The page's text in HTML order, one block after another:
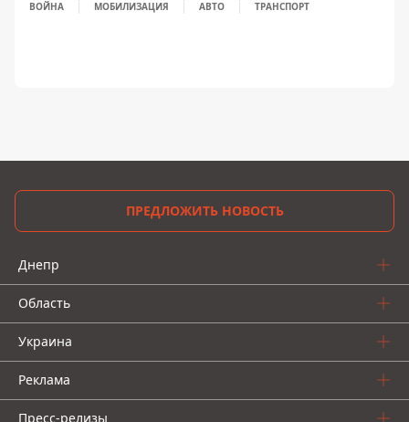
ВОЙНА МОБИЛИЗАЦИЯ АВТО ТРАНСПОРТ
ПРЕДЛОЖИТЬ НОВОСТЬ
Днепр
Область
Украина
Реклама
Пресс-релизы